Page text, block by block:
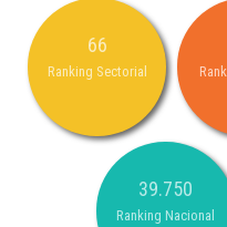
66
Ranking Sectorial
39.750
Ranking Nacional